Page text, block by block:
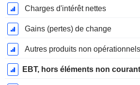
Charges d'intérêt nettes
Gains (pertes) de change
Autres produits non opérationnels
EBT, hors éléments non